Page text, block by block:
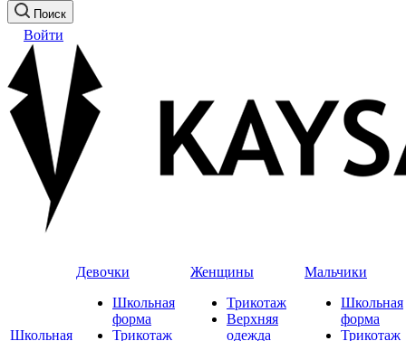
Поиск
Войти
Школьная
Девочки
Школьная
форма
Трикотаж
Женщины
Трикотаж
Верхняя
одежда
Мальчики
Школьная
форма
Трикотаж